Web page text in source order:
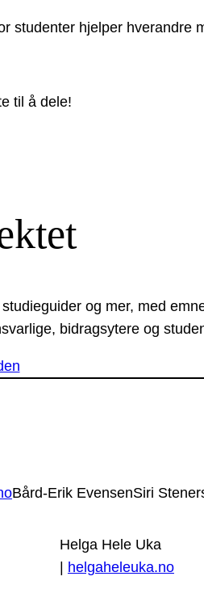
studenter hjelper hverandre
til å dele!
og mer, med
bidragsytere og
Bård-Erik EvensenSiri
Helga Hele Uka
| helgaheleuka.no